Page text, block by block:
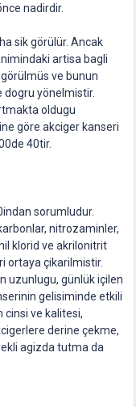
nadirdir.
sik görülür. Ancak
artisa bagli
ve bunun
yönelmistir.
oldugu
göre akciger kanseri
40tir.
sorumludur.
nitrozaminler,
klorid ve akrilonitrit
ortaya çikarilmistir.
uzunlugu, günlük içilen
gelisiminde etkili
ve kalitesi,
derine çekme,
agizda tutma da